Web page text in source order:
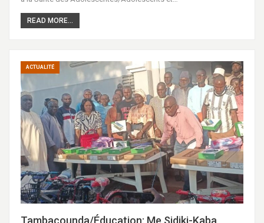
READ MORE...
ACTUALITÉ
Tambacounda/Éducation: Me Sidiki-Kaba,